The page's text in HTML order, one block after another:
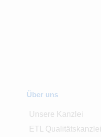
Über uns
Unsere Kanzlei
ETL Qualitätskanzlei